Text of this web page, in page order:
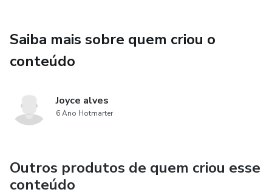
Saiba mais sobre quem criou o
conteúdo
Joyce alves
6 Ano Hotmarter
Outros produtos de quem criou esse
conteúdo